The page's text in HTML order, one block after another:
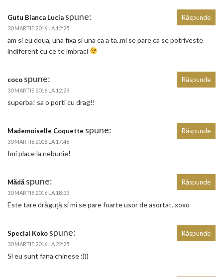
Gutu Bianca Lucia spune:
30 MARTIE 2016 LA 12:25
am si eu doua, una fixa si una ca a ta..mi se pare ca se potriveste
indiferent cu ce te imbraci
Răspunde
coco spune:
30 MARTIE 2016 LA 12:29
superba! sa o porti cu drag!!
Răspunde
Mademoiselle Coquette spune:
30 MARTIE 2016 LA 17:46
Imi place la nebunie!
Răspunde
Mădă spune:
30 MARTIE 2016 LA 18:33
Este tare drăguță si mi se pare foarte usor de asortat. xoxo
Răspunde
Special Koko spune:
30 MARTIE 2016 LA 22:25
Si eu sunt fana chinese :)))
Răspunde